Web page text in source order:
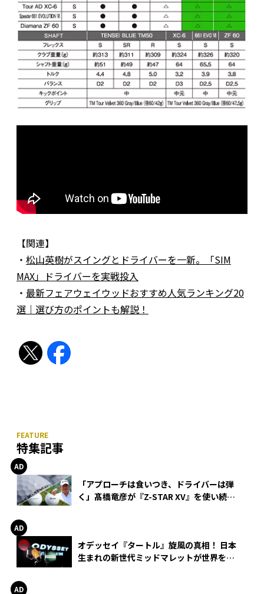
【関連】
・ 松山英樹がスイングとドライバーを一新。「SIM
MAX」ドライバーを実戦投入
・ 最新フェアウェイウッドおすすめ人気ランキング20
選｜選び方のポイントも解説！
特集記事
「アプローチは食いつき、ドライバーは弾
く」髙橋竜彦が『Z-STAR XV』を使い続け
オデッセイ『タートル』旋風の真相！ 日本
生まれの新世代ミッドマレットが世界を席